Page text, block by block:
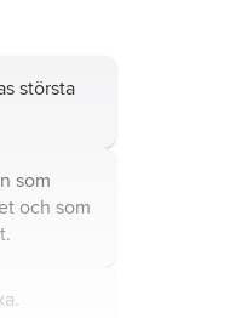
största
som
och som